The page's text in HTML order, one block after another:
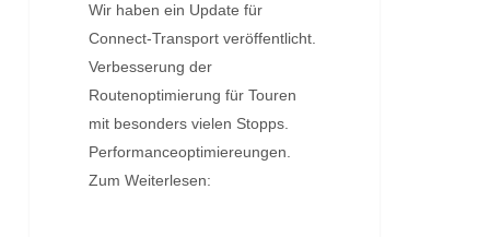
Wir haben ein Update für
Connect-Transport veröffentlicht.
Verbesserung der
Routenoptimierung für Touren
mit besonders vielen Stopps.
Performanceoptimiereungen.
Zum Weiterlesen: